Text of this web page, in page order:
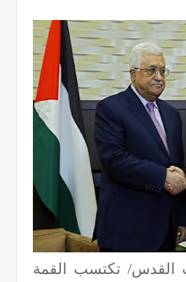
القدس/ تكتسب القمة